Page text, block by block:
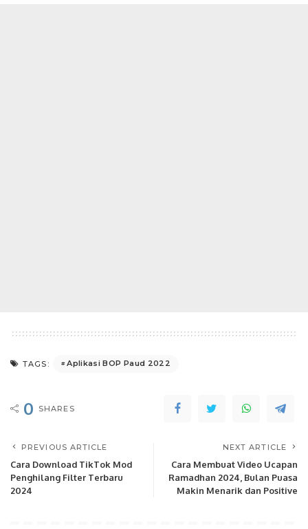
TAGS: Aplikasi BOP Paud 2022
0 SHARES
PREVIOUS ARTICLE
Cara Download TikTok Mod
Penghilang Filter Terbaru
2024
NEXT ARTICLE
Cara Membuat Video Ucapan
Ramadhan 2024, Bulan Puasa
Makin Menarik dan Positive